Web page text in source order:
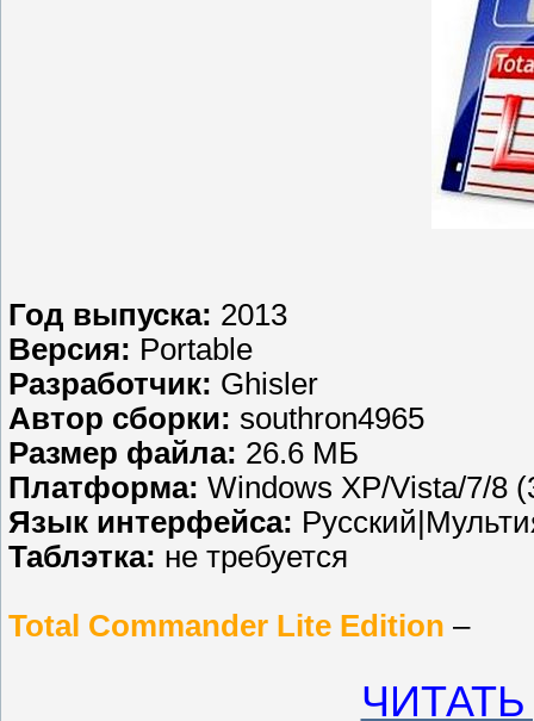
Год выпуска: 2013
Версия: Portable
Разработчик: Ghisler
Автор сборки: southron4965
Размер файла: 26.6 МБ
Платформа: Windows XP/Vista/7/8
Язык интерфейса:
Таблэтка: не требуется
Total Commander Lite Edition –